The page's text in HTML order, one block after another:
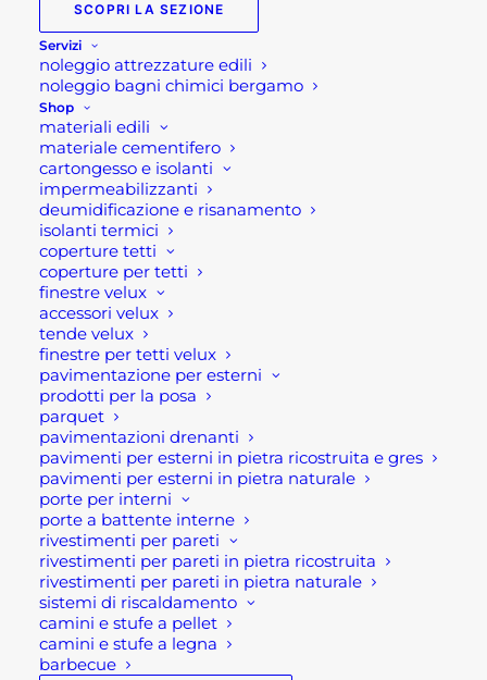
SCOPRI LA SEZIONE
Servizi
noleggio attrezzature edili
noleggio bagni chimici bergamo
Shop
materiali edili
materiale cementifero
cartongesso e isolanti
impermeabilizzanti
deumidificazione e risanamento
isolanti termici
coperture tetti
coperture per tetti
finestre velux
accessori velux
tende velux
finestre per tetti velux
pavimentazione per esterni
prodotti per la posa
parquet
pavimentazioni drenanti
pavimenti per esterni in pietra ricostruita e gres
pavimenti per esterni in pietra naturale
porte per interni
porte a battente interne
rivestimenti per pareti
rivestimenti per pareti in pietra ricostruita
rivestimenti per pareti in pietra naturale
sistemi di riscaldamento
camini e stufe a pellet
camini e stufe a legna
barbecue
Martellina Osca Modello Catania gr 400
Martellina Osca in acciaio stampato, punta
forgiata, temperata ad elettro-induzione,
verniciata a polvere epossidica di colore grigio.
Manico sintetico con anima in fibra di vetro,
rivestimento in polipropilene e impugnatura in
materiale gommoso antiscivolo.
Se per qualsiasi ragione non riuscissi a completare
l’ordine o avessi dei dubbi prima di effettuare il
pagamento contattaci dalle 09 alle 12 e dalle 14
alle 17, ti offriremo tutto il supporto necessario per
aiutarti nella procedura di acquisto!
Oppure scrivi una mail a
shop@rotacommerciale.it
5 disponibili
MARTELLINA
OSCA
MOD.
AGGIUNGI AL CARRELLO